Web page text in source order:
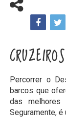
CRUZEIROS
Percorrer o
barcos que
das melhores
Seguramente,